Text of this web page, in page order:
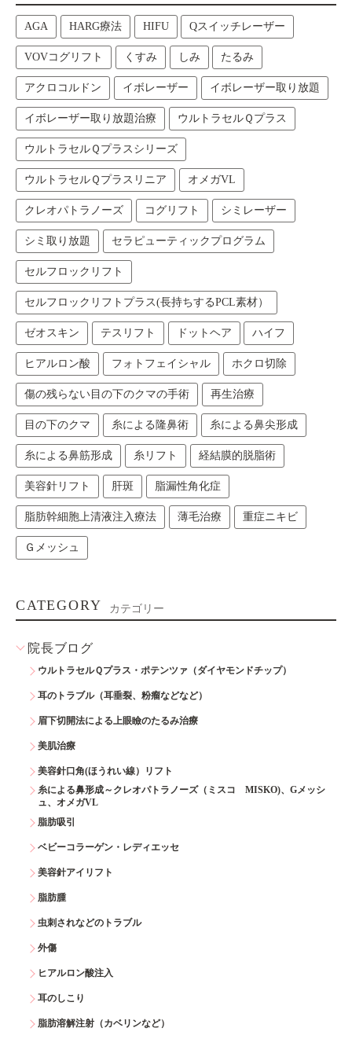
AGA HARG療法 HIFU Qスイッチレーザー
VOVコグリフト くすみ しみ たるみ
アクロコルドン イボレーザー イボレーザー取り放題
イボレーザー取り放題治療 ウルトラセルＱプラス
ウルトラセルＱプラスシリーズ
ウルトラセルＱプラスリニア オメガVL
クレオパトラノーズ コグリフト シミレーザー
シミ取り放題 セラピューティックプログラム
セルフロックリフト
セルフロックリフトプラス(長持ちするPCL素材）
ゼオスキン テスリフト ドットヘア ハイフ
ヒアルロン酸 フォトフェイシャル ホクロ切除
傷の残らない目の下のクマの手術 再生治療
目の下のクマ 糸による隆鼻術 糸による鼻尖形成
糸による鼻筋形成 糸リフト 経結膜的脱脂術
美容針リフト 肝斑 脂漏性角化症
脂肪幹細胞上清液注入療法 薄毛治療 重症ニキビ
Ｇメッシュ
CATEGORY カテゴリー
院長ブログ
ウルトラセルＱプラス・ポテンツァ（ダイヤモンドチップ）
耳のトラブル（耳垂裂、粉瘤などなど）
眉下切開法による上眼瞼のたるみ治療
美肌治療
美容針口角(ほうれい線）リフト
糸による鼻形成～クレオパトラノーズ（ミスコ MISKO)、Gメッシ
ュ、オメガVL
脂肪吸引
ベビーコラーゲン・レディエッセ
美容針アイリフト
脂肪腫
虫刺されなどのトラブル
外傷
ヒアルロン酸注入
耳のしこり
脂肪溶解注射（カベリンなど）